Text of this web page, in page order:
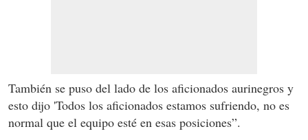
También se puso del lado de los aficionados aurinegros y
esto dijo 'Todos los aficionados estamos sufriendo, no es
normal que el equipo esté en esas posiciones”.